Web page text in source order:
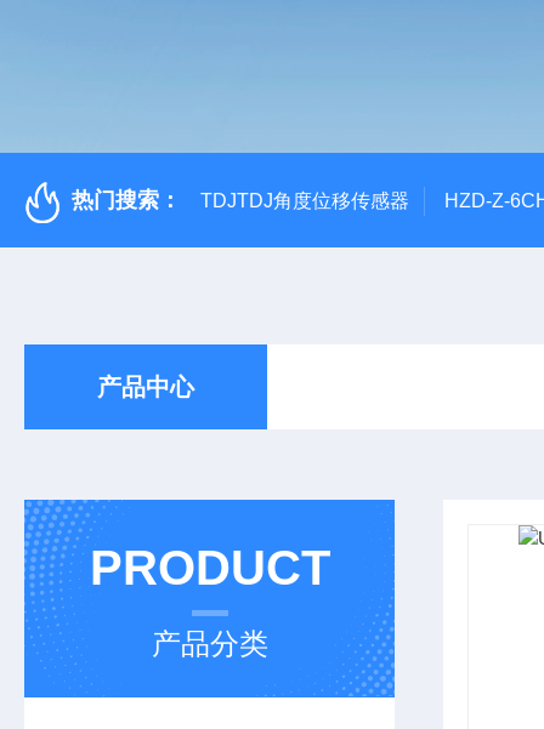
热门搜索： TDJTDJ角度位移传感器 HZD-Z-
产品中心
PRODUCT
产品分类